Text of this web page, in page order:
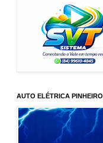
AUTO ELÉTRICA PINHEIRO